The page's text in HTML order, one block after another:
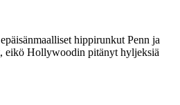
hippirunkut Penn ja
eikö Hollywoodin pitänyt hyljeksiä